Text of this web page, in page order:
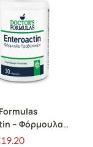
– Φόρμουλα
30 κάψουλες
19.20